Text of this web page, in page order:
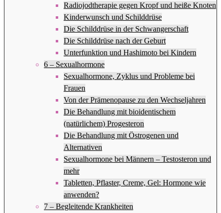
Radiojodtherapie gegen Kropf und heiße Knoten
Kinderwunsch und Schilddrüse
Die Schilddrüse in der Schwangerschaft
Die Schilddrüse nach der Geburt
Unterfunktion und Hashimoto bei Kindern
6 – Sexualhormone
Sexualhormone, Zyklus und Probleme bei
Frauen
Von der Prämenopause zu den Wechseljahren
Die Behandlung mit bioidentischem
(natürlichem) Progesteron
Die Behandlung mit Östrogenen und
Alternativen
Sexualhormone bei Männern – Testosteron und
mehr
Tabletten, Pflaster, Creme, Gel: Hormone wie
anwenden?
7 – Begleitende Krankheiten